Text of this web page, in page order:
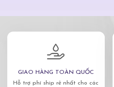
GIAO HÀNG TOÀN QUỐC
Hỗ trợ phí ship rẻ nhất cho các